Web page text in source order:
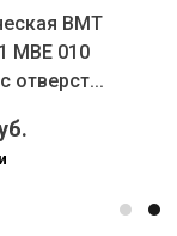
BMT
MBE 010
отверст...